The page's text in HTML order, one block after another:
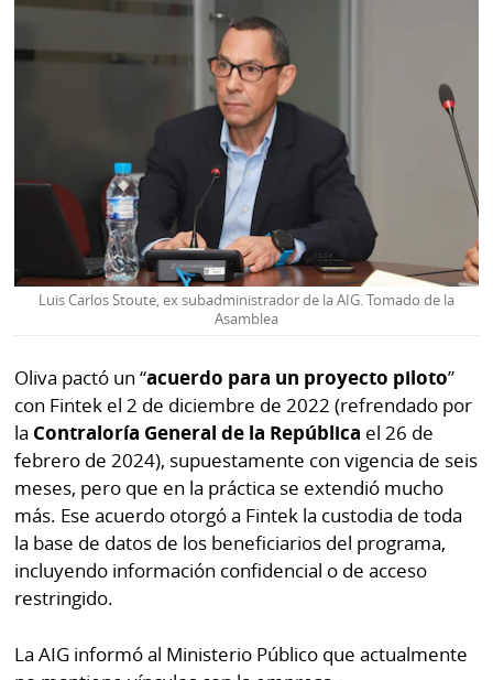
Luis Carlos Stoute, ex subadministrador de la AIG. Tomado de la
Asamblea
Oliva pactó un “acuerdo para un proyecto piloto”
con Fintek el 2 de diciembre de 2022 (refrendado por
la Contraloría General de la República el 26 de
febrero de 2024), supuestamente con vigencia de seis
meses, pero que en la práctica se extendió mucho
más. Ese acuerdo otorgó a Fintek la custodia de toda
la base de datos de los beneficiarios del programa,
incluyendo información confidencial o de acceso
restringido.
La AIG informó al Ministerio Público que actualmente